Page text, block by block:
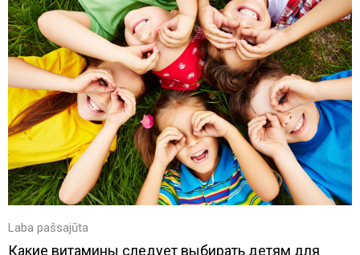
Laba pašsajūta
Какие витамины следует выбирать детям для